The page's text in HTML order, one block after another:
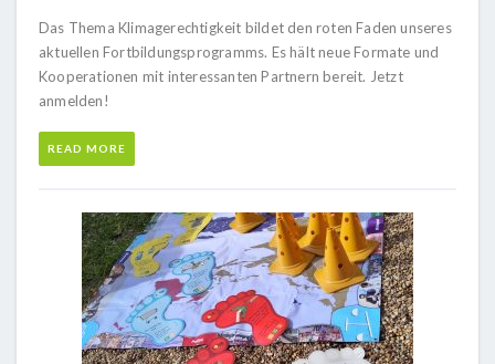
Das Thema Klimagerechtigkeit bildet den roten Faden unseres
aktuellen Fortbildungsprogramms. Es hält neue Formate und
Kooperationen mit interessanten Partnern bereit. Jetzt
anmelden!
READ MORE